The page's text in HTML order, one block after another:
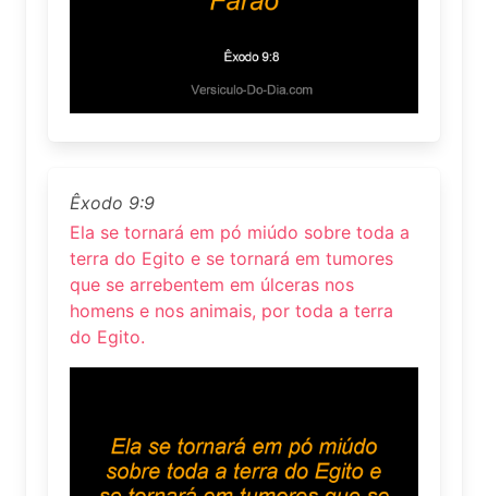
Êxodo 9:9
Ela se tornará em pó miúdo sobre toda a
terra do Egito e se tornará em tumores
que se arrebentem em úlceras nos
homens e nos animais, por toda a terra
do Egito.